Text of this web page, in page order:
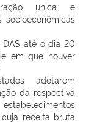
única e
até o dia 20
em que houver
adotarem
da respectiva
receita bruta